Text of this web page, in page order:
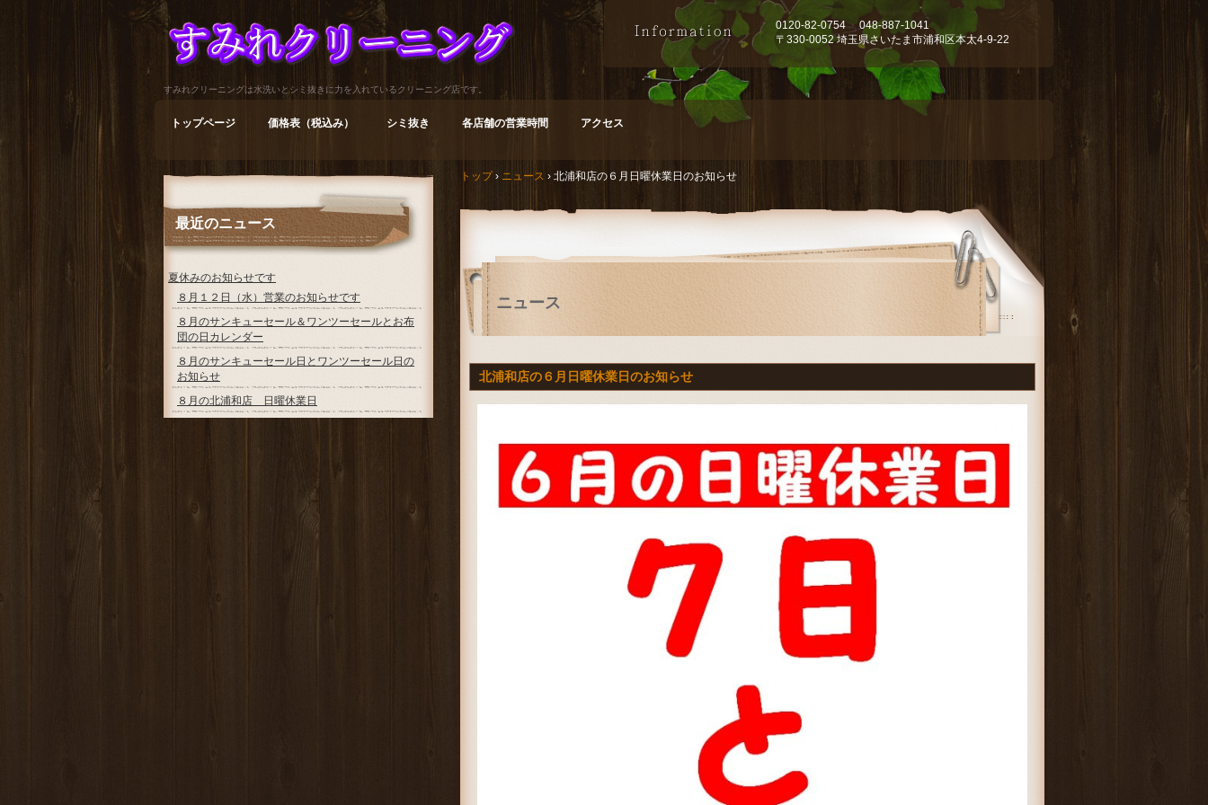
すみれクリーニングは水洗いとシミ抜きに力を入れているクリーニング店です。
0120-82-0754 048-887-1041
〒330-0052 埼玉県さいたま市浦和区本太4-9-22
トップページ 価格表（税込み） シミ抜き 各店舗の営業時間 アクセス
トップ› ニュース › 北浦和店の６月日曜休業日のお知らせ
ニュース
北浦和店の６月日曜休業日のお知らせ
最近のニュース
夏休みのお知らせです
８月１２日（水）営業のお知らせです
８月のサンキューセール＆ワンツーセールとお布
団の日カレンダー
８月のサンキューセール日とワンツーセール日の
お知らせ
８月の北浦和店 日曜休業日